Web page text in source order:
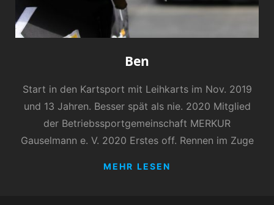
Ben
Start in den Kartsport mit Leihkarts im Nov. 2019
und 13 Jahren. Besser spät als nie. 2020 Mitglied
der Betriebssportgemeinschaft MERKUR
Gauselmann e. V. 2020 Erstes off. Rennen im Zuge
MEHR LESEN